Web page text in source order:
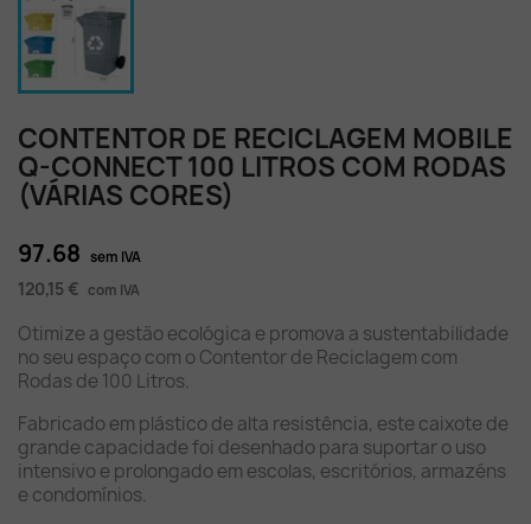
CONTENTOR DE RECICLAGEM MOBILE
Q-CONNECT 100 LITROS COM RODAS
(VÁRIAS CORES)
97.68 sem IVA
120,15 € com IVA
Otimize a gestão ecológica e promova a sustentabilidade
no seu espaço com o Contentor de Reciclagem com
Rodas de 100 Litros.
Fabricado em plástico de alta resistência, este caixote de
grande capacidade foi desenhado para suportar o uso
intensivo e prolongado em escolas, escritórios, armazéns
e condomínios.